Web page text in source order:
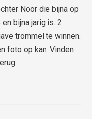
Noor die bijna op
bijna jarig is. 2
trommel te winnen.
foto op kan. Vinden